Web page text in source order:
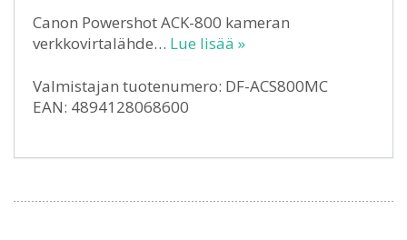
Canon Powershot ACK-800 kameran
verkkovirtalähde… Lue lisää »
Valmistajan tuotenumero: DF-ACS800MC
EAN: 4894128068600